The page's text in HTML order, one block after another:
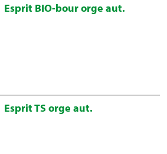
Esprit BIO-bour orge aut.
Esprit TS orge aut.